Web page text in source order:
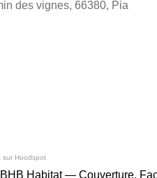
des vignes, 66380, Pia
sur Hoodspot
Habitat — Couverture,